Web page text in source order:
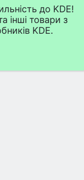
до KDE!
інші товари з
KDE.